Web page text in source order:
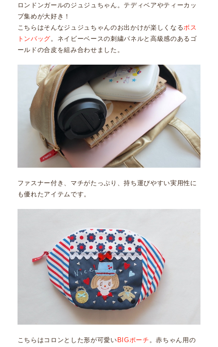
ロンドンガールのジュジュちゃん。テディベアやティーカッ
プ集めが大好き！
こちらはそんなジュジュちゃんのお出かけが楽しくなるボス
トンバッグ 。ネイビーベースの刺繍パネルと高級感のあるゴ
ールドの合皮を組み合わせました。
ファスナー付き、マチがたっぷり、持ち運びやすい実用性に
も優れたアイテムです。
こちらはコロンとした形が可愛い BIGポーチ 。赤ちゃん用の